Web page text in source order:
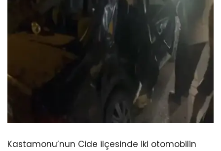
Kastamonu’nun Cide ilçesinde iki otomobilin